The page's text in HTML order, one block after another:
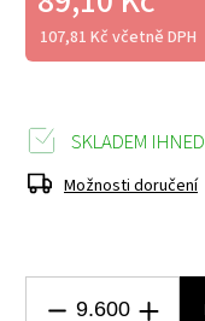
107,81 Kč včetně DPH
SKLADEM IHNED
Možnosti doručení